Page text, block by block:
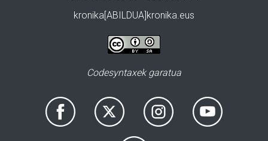
kronika[ABILDUA]kronika.eus
Codesyntaxek garatua